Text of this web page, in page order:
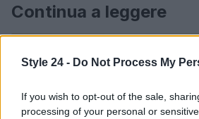
Style 24 - Do Not Process My
If you wish to opt-out of the sale,
processing of your personal or
Continua a leggere